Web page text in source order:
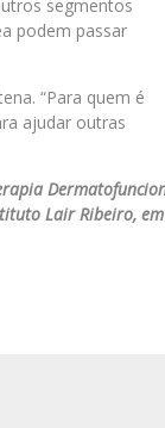
segmentos
podem passar
“Para quem é
ajudar outras
Lair Ribeiro, em